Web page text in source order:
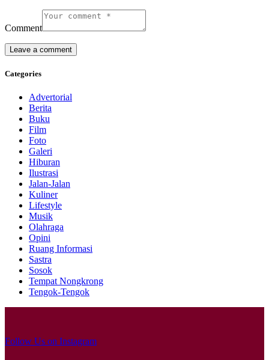
Comment
Categories
Advertorial
Berita
Buku
Film
Foto
Galeri
Hiburan
Ilustrasi
Jalan-Jalan
Kuliner
Lifestyle
Musik
Olahraga
Opini
Ruang Informasi
Sastra
Sosok
Tempat Nongkrong
Tengok-Tengok
Follow Us on Instagram